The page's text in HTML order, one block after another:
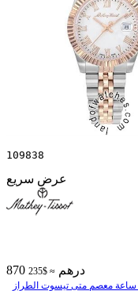
109838
عرض سريع
870 درهم ≈ $235